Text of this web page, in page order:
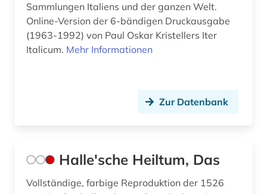
Sammlungen Italiens und der ganzen Welt.
Online-Version der 6-bändigen Druckausgabe
(1963-1992) von Paul Oskar Kristellers Iter
Italicum. Mehr Informationen
Zur Datenbank
Halle'sche Heiltum, Das
Vollständige, farbige Reproduktion der 1526